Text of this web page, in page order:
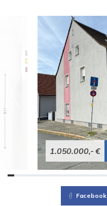
1.050.000,- €
Facebook